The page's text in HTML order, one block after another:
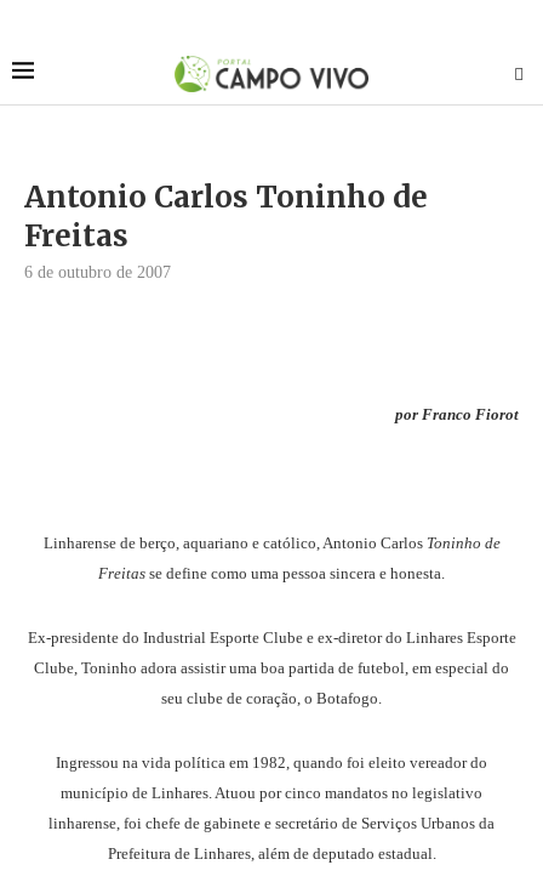
Antonio Carlos Toninho de
Freitas
6 de outubro de 2007
por Franco Fiorot
Linharense de berço, aquariano e católico, Antonio Carlos Toninho de
Freitas se define como uma pessoa sincera e honesta.
Ex-presidente do Industrial Esporte Clube e ex-diretor do Linhares Esporte
Clube, Toninho adora assistir uma boa partida de futebol, em especial do
seu clube de coração, o Botafogo.
Ingressou na vida política em 1982, quando foi eleito vereador do
município de Linhares. Atuou por cinco mandatos no legislativo
linharense, foi chefe de gabinete e secretário de Serviços Urbanos da
Prefeitura de Linhares, além de deputado estadual.